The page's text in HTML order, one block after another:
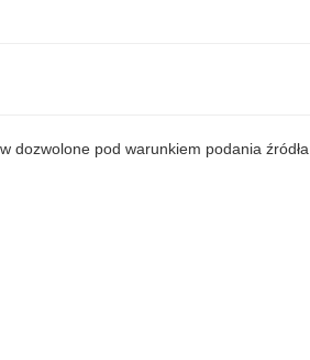
dozwolone pod warunkiem podania